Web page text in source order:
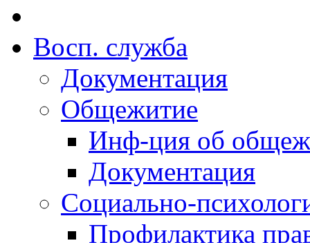
Восп. cлужба
Документация
Общежитие
Инф-ция об
Документация
Социально-
Профилактика